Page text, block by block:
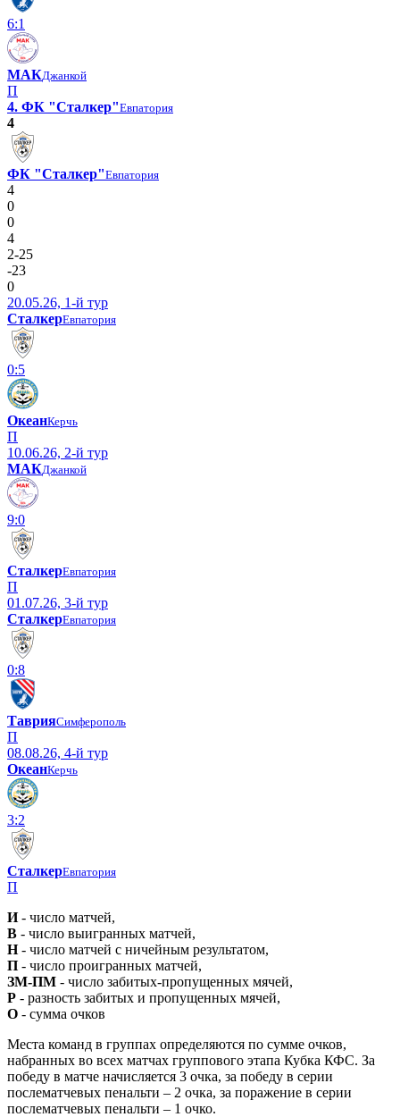
6:1
МАКДжанкой
П
4. ФК "Сталкер"Евпатория
4
ФК "Сталкер"Евпатория
4
0
0
4
2-25
-23
0
20.05.26, 1-й тур
СталкерЕвпатория
0:5
ОкеанКерчь
П
10.06.26, 2-й тур
МАКДжанкой
9:0
СталкерЕвпатория
П
01.07.26, 3-й тур
СталкерЕвпатория
0:8
ТаврияСимферополь
П
08.08.26, 4-й тур
ОкеанКерчь
3:2
СталкерЕвпатория
П
И- число матчей,
В - число выигранных матчей,
Н- число матчей с ничейным результатом,
П - число проигранных матчей,
ЗМ-ПМ - число забитых-пропущенных мячей,
Р - разность забитых и пропущенных мячей,
О - сумма очков
Места команд в группах определяются по сумме очков,
набранных во всех матчах группового этапа Кубка КФС. За
победу в матче начисляется 3 очка, за победу в серии
послематчевых пенальти – 2 очка, за поражение в серии
послематчевых пенальти – 1 очко.